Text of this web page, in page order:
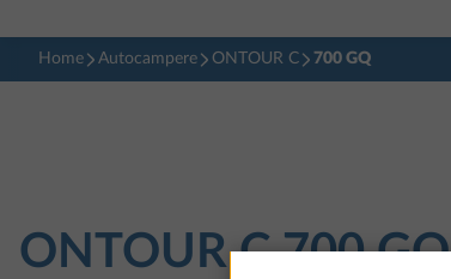
Home Autocampere ONTOUR C 700 GQ
ONTOUR C700 GQ